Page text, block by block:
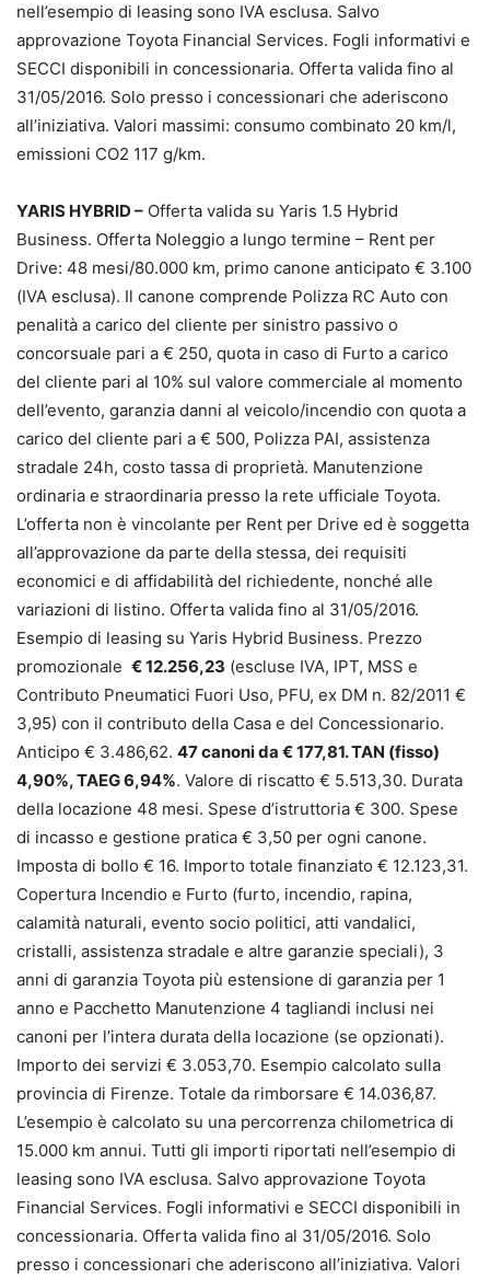
nell’esempio di leasing sono IVA esclusa. Salvo
approvazione Toyota Financial Services. Fogli informativi e
SECCI disponibili in concessionaria. Offerta valida fino al
31/05/2016. Solo presso i concessionari che aderiscono
all’iniziativa. Valori massimi: consumo combinato 20 km/l,
emissioni CO2 117 g/km.
YARIS HYBRID – Offerta valida su Yaris 1.5 Hybrid
Business. Offerta Noleggio a lungo termine – Rent per
Drive: 48 mesi/80.000 km, primo canone anticipato € 3.100
(IVA esclusa). Il canone comprende Polizza RC Auto con
penalità a carico del cliente per sinistro passivo o
concorsuale pari a € 250, quota in caso di Furto a carico
del cliente pari al 10% sul valore commerciale al momento
dell’evento, garanzia danni al veicolo/incendio con quota a
carico del cliente pari a € 500, Polizza PAI, assistenza
stradale 24h, costo tassa di proprietà. Manutenzione
ordinaria e straordinaria presso la rete ufficiale Toyota.
L’offerta non è vincolante per Rent per Drive ed è soggetta
all’approvazione da parte della stessa, dei requisiti
economici e di affidabilità del richiedente, nonché alle
variazioni di listino. Offerta valida fino al 31/05/2016.
Esempio di leasing su Yaris Hybrid Business. Prezzo
promozionale € 12.256,23 (escluse IVA, IPT, MSS e
Contributo Pneumatici Fuori Uso, PFU, ex DM n. 82/2011 €
3,95) con il contributo della Casa e del Concessionario.
Anticipo € 3.486,62. 47 canoni da € 177,81. TAN (fisso)
4,90%, TAEG 6,94%. Valore di riscatto € 5.513,30. Durata
della locazione 48 mesi. Spese d’istruttoria € 300. Spese
di incasso e gestione pratica € 3,50 per ogni canone.
Imposta di bollo € 16. Importo totale finanziato € 12.123,31.
Copertura Incendio e Furto (furto, incendio, rapina,
calamità naturali, evento socio politici, atti vandalici,
cristalli, assistenza stradale e altre garanzie speciali), 3
anni di garanzia Toyota più estensione di garanzia per 1
anno e Pacchetto Manutenzione 4 tagliandi inclusi nei
canoni per l’intera durata della locazione (se opzionati).
Importo dei servizi € 3.053,70. Esempio calcolato sulla
provincia di Firenze. Totale da rimborsare € 14.036,87.
L’esempio è calcolato su una percorrenza chilometrica di
15.000 km annui. Tutti gli importi riportati nell’esempio di
leasing sono IVA esclusa. Salvo approvazione Toyota
Financial Services. Fogli informativi e SECCI disponibili in
concessionaria. Offerta valida fino al 31/05/2016. Solo
presso i concessionari che aderiscono all’iniziativa. Valori